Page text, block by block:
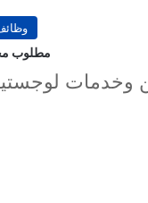
مطلوب